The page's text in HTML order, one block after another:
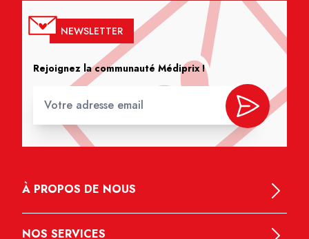
NEWSLETTER
Rejoignez la communauté Médiprix !
À PROPOS DE NOUS
NOS SERVICES